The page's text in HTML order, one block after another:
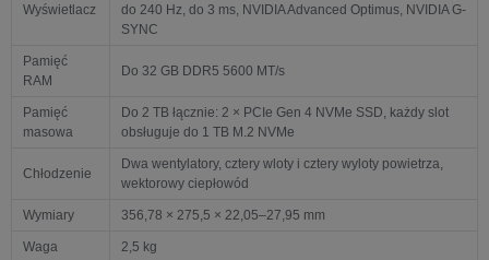
Wyświetlacz
do 240 Hz, do 3 ms, NVIDIA Advanced Optimus, NVIDIA G-
SYNC
Pamięć
RAM
Do 32 GB DDR5 5600 MT/s
Pamięć
masowa
Do 2 TB łącznie: 2 × PCIe Gen 4 NVMe SSD, każdy slot
obsługuje do 1 TB M.2 NVMe
Chłodzenie
Dwa wentylatory, cztery wloty i cztery wyloty powietrza,
wektorowy ciepłowód
Wymiary 356,78 × 275,5 × 22,05–27,95 mm
Waga 2,5 kg